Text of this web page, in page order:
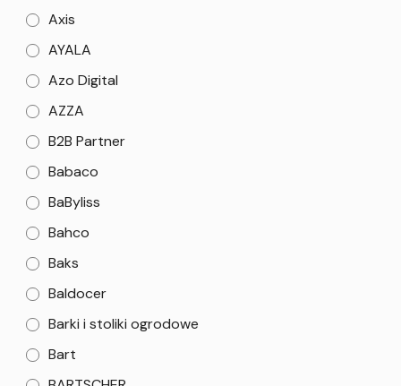
Axis
AYALA
Azo Digital
AZZA
B2B Partner
Babaco
BaByliss
Bahco
Baks
Baldocer
Barki i stoliki ogrodowe
Bart